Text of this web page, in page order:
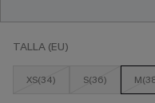
TALLA (EU)
XS(34) S(36)